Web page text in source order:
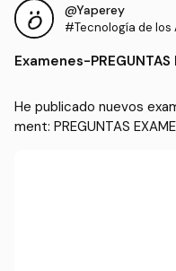
@Yaperey
#Tecnología de los
Examenes-
He publicado nuevos
ment: PREGUNTAS